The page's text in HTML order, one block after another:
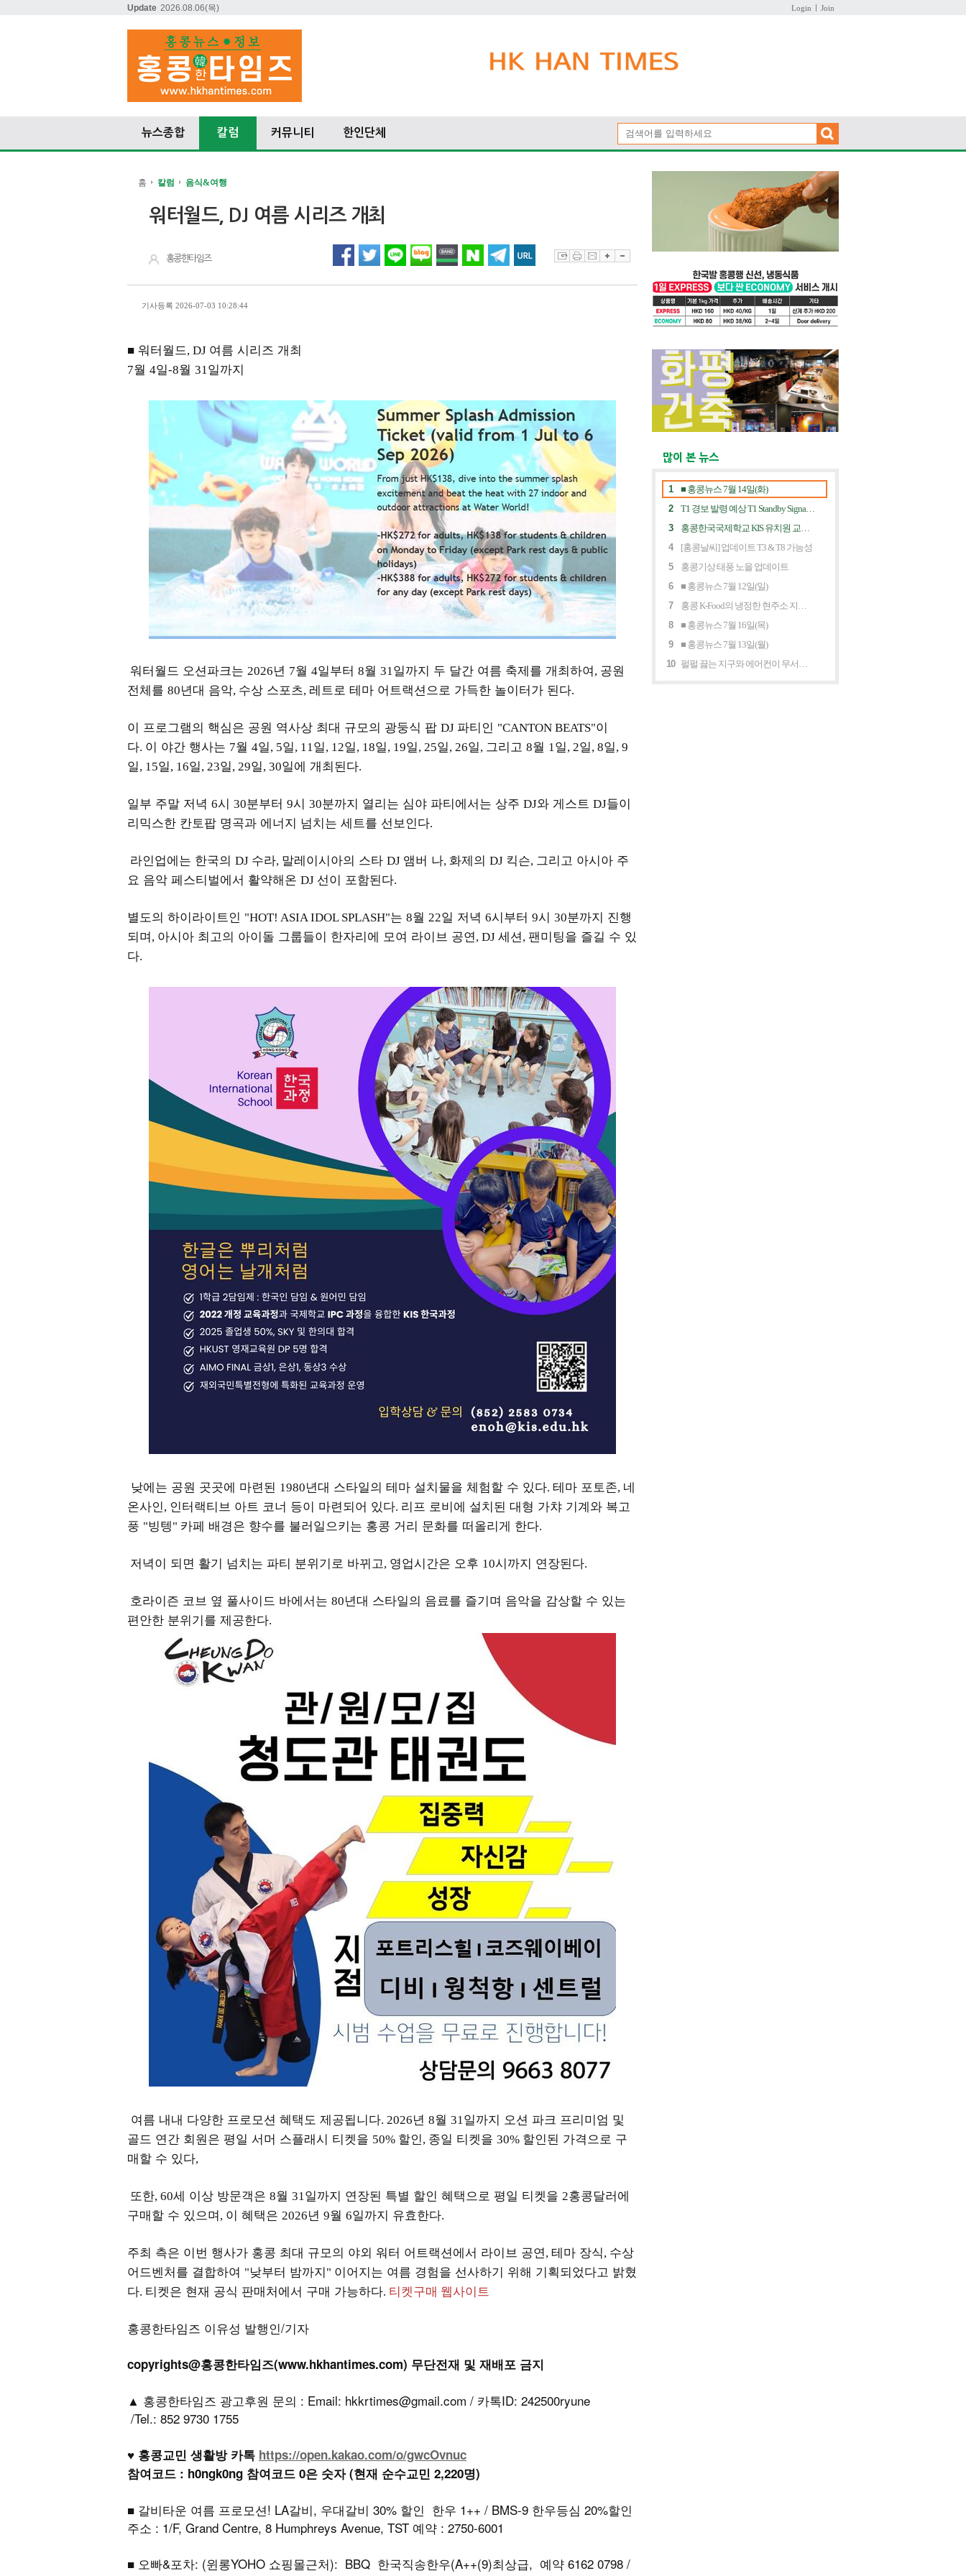
Login Join
Update 2026.08.06(목)
뉴스종합 칼럼 커뮤니티 한인단체
홈 칼럼 음식&여행
워터월드, DJ 여름 시리즈 개최
홍콩한타임즈
기사등록 2026-07-03 10:28:44
■ 워터월드, DJ 여름 시리즈 개최
7월 4일-8월 31일까지
워터월드 오션파크는 2026년 7월 4일부터 8월 31일까지 두 달간 여름 축제를 개최하여, 공원
전체를 80년대 음악, 수상 스포츠, 레트로 테마 어트랙션으로 가득한 놀이터가 된다.
이 프로그램의 핵심은 공원 역사상 최대 규모의 광둥식 팝 DJ 파티인 "CANTON BEATS"이
다. 이 야간 행사는 7월 4일, 5일, 11일, 12일, 18일, 19일, 25일, 26일, 그리고 8월 1일, 2일, 8일, 9
일, 15일, 16일, 23일, 29일, 30일에 개최된다.
일부 주말 저녁 6시 30분부터 9시 30분까지 열리는 심야 파티에서는 상주 DJ와 게스트 DJ들이
리믹스한 칸토팝 명곡과 에너지 넘치는 세트를 선보인다.
라인업에는 한국의 DJ 수라, 말레이시아의 스타 DJ 앰버 나, 화제의 DJ 킥슨, 그리고 아시아 주
요 음악 페스티벌에서 활약해온 DJ 선이 포함된다.
별도의 하이라이트인 "HOT! ASIA IDOL SPLASH"는 8월 22일 저녁 6시부터 9시 30분까지 진행
되며, 아시아 최고의 아이돌 그룹들이 한자리에 모여 라이브 공연, DJ 세션, 팬미팅을 즐길 수 있
다.
낮에는 공원 곳곳에 마련된 1980년대 스타일의 테마 설치물을 체험할 수 있다. 테마 포토존, 네
온사인, 인터랙티브 아트 코너 등이 마련되어 있다. 리프 로비에 설치된 대형 가챠 기계와 복고
풍 "빙텡" 카페 배경은 향수를 불러일으키는 홍콩 거리 문화를 떠올리게 한다.
저녁이 되면 활기 넘치는 파티 분위기로 바뀌고, 영업시간은 오후 10시까지 연장된다.
호라이즌 코브 옆 풀사이드 바에서는 80년대 스타일의 음료를 즐기며 음악을 감상할 수 있는
편안한 분위기를 제공한다.
여름 내내 다양한 프로모션 혜택도 제공됩니다. 2026년 8월 31일까지 오션 파크 프리미엄 및
골드 연간 회원은 평일 서머 스플래시 티켓을 50% 할인, 종일 티켓을 30% 할인된 가격으로 구
매할 수 있다,
또한, 60세 이상 방문객은 8월 31일까지 연장된 특별 할인 혜택으로 평일 티켓을 2홍콩달러에
구매할 수 있으며, 이 혜택은 2026년 9월 6일까지 유효한다.
주최 측은 이번 행사가 홍콩 최대 규모의 야외 워터 어트랙션에서 라이브 공연, 테마 장식, 수상
어드벤처를 결합하여 "낮부터 밤까지" 이어지는 여름 경험을 선사하기 위해 기획되었다고 밝혔
다. 티켓은 현재 공식 판매처에서 구매 가능하다. 티켓구매 웹사이트
홍콩한타임즈 이유성 발행인/기자
copyrights@홍콩한타임즈(www.hkhantimes.com) 무단전재 및 재배포 금지
▲ 홍콩한타임즈 광고후원 문의 : Email: hkkrtimes@gmail.com / 카톡ID: 242500ryune
/Tel.: 852 9730 1755
♥ 홍콩교민 생활방 카톡 https://open.kakao.com/o/gwcOvnuc
참여코드 : h0ngk0ng 참여코드 0은 숫자 (현재 순수교민 2,220명)
■ 갈비타운 여름 프로모션! LA갈비, 우대갈비 30% 할인 한우 1++ / BMS-9 한우등심 20%할인
주소 : 1/F, Grand Centre, 8 Humphreys Avenue, TST 예약 : 2750-6001
■ 오빠&포차: (윈롱YOHO 쇼핑몰근처): BBQ 한국직송한우(A++(9)최상급, 예약 6162 0798 /
많이 본 뉴스
1
■ 홍콩뉴스 7월 14일(화)
2
3
4
[홍콩날씨] 업데이트 T3 & T8 가능성
5
홍콩기상 태풍 노을 업데이트
6
■ 홍콩뉴스 7월 12일(일)
7
8
■ 홍콩뉴스 7월 16일(목)
9
■ 홍콩뉴스 7월 13일(월)
10